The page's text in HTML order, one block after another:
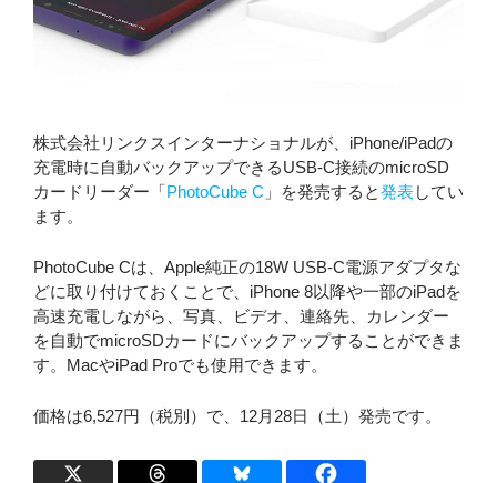
株式会社リンクスインターナショナルが、iPhone/iPadの
充電時に自動バックアップできるUSB-C接続のmicroSD
カードリーダー「PhotoCube C 」を発売すると発表してい
ます。
PhotoCube Cは、Apple純正の18W USB-C電源アダプタな
どに取り付けておくことで、iPhone 8以降や一部のiPadを
高速充電しながら、写真、ビデオ、連絡先、カレンダー
を自動でmicroSDカードにバックアップすることができま
す。MacやiPad Proでも使用できます。
価格は6,527円（税別）で、12月28日（土）発売です。